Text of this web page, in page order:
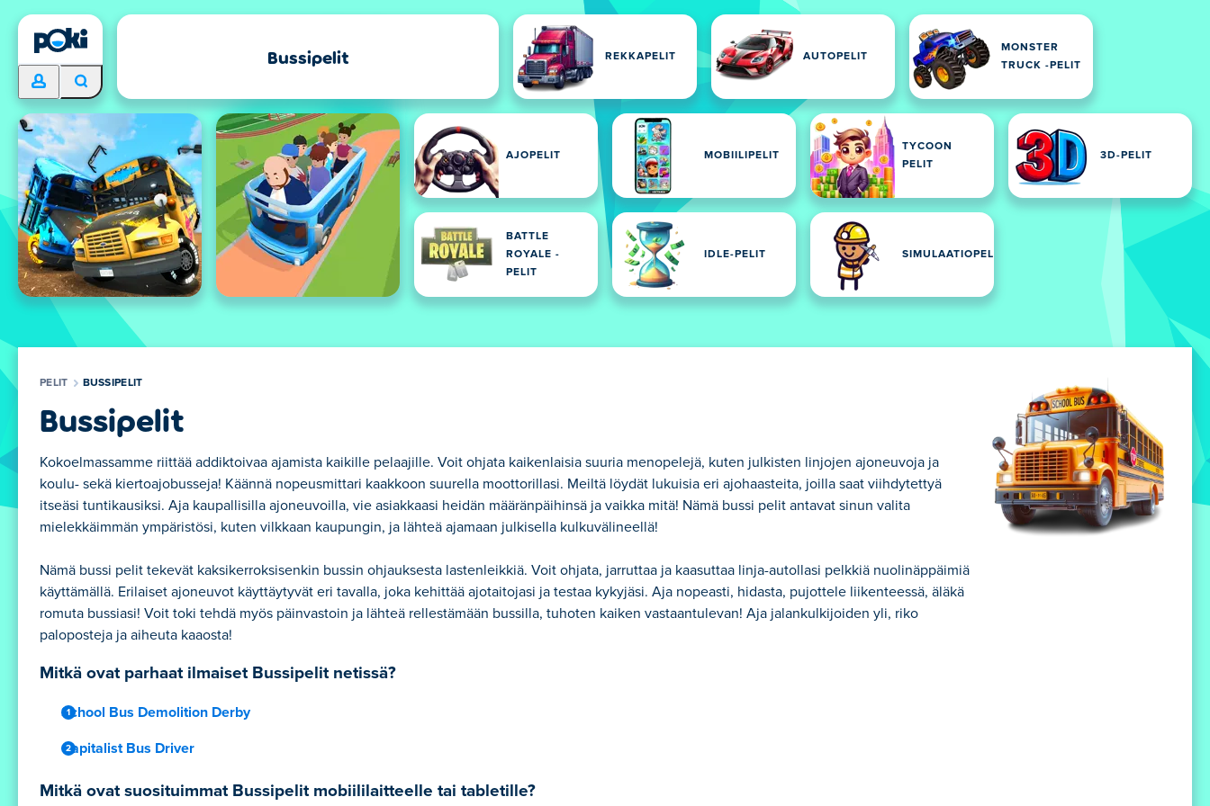
Bussipelit REKKAPELIT AUTOPELIT
MONSTER
TRUCK -PELIT
AJOPELIT MOBIILIPELIT
TYCOON
PELIT
3D-PELIT
BATTLE
ROYALE -
PELIT
IDLE-PELIT SIMULAATIOPELIT
PELIT BUSSIPELIT
Bussipelit
Kokoelmassamme riittää addiktoivaa ajamista kaikille pelaajille. Voit ohjata kaikenlaisia suuria menopelejä, kuten julkisten linjojen ajoneuvoja ja
koulu- sekä kiertoajobusseja! Käännä nopeusmittari kaakkoon suurella moottorillasi. Meiltä löydät lukuisia eri ajohaasteita, joilla saat viihdytettyä
itseäsi tuntikausiksi. Aja kaupallisilla ajoneuvoilla, vie asiakkaasi heidän määränpäihinsä ja vaikka mitä! Nämä bussi pelit antavat sinun valita
mielekkäimmän ympäristösi, kuten vilkkaan kaupungin, ja lähteä ajamaan julkisella kulkuvälineellä!
Nämä bussi pelit tekevät kaksikerroksisenkin bussin ohjauksesta lastenleikkiä. Voit ohjata, jarruttaa ja kaasuttaa linja-autollasi pelkkiä nuolinäppäimiä
käyttämällä. Erilaiset ajoneuvot käyttäytyvät eri tavalla, joka kehittää ajotaitojasi ja testaa kykyjäsi. Aja nopeasti, hidasta, pujottele liikenteessä, äläkä
romuta bussiasi! Voit toki tehdä myös päinvastoin ja lähteä rellestämään bussilla, tuhoten kaiken vastaantulevan! Aja jalankulkijoiden yli, riko
paloposteja ja aiheuta kaaosta!
Mitkä ovat parhaat ilmaiset Bussipelit netissä?
School Bus Demolition Derby
Capitalist Bus Driver
Mitkä ovat suosituimmat Bussipelit mobiililaitteelle tai tabletille?